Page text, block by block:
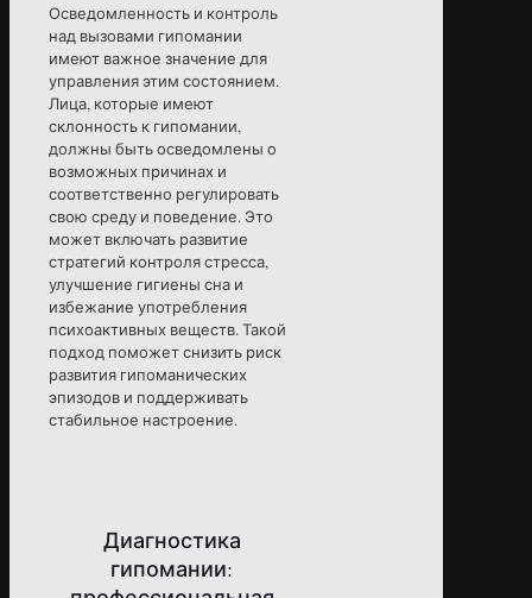
Осведомленность и контроль
над вызовами гипомании
имеют важное значение для
управления этим состоянием.
Лица, которые имеют
склонность к гипомании,
должны быть осведомлены о
возможных причинах и
соответственно регулировать
свою среду и поведение. Это
может включать развитие
стратегий контроля стресса,
улучшение гигиены сна и
избежание употребления
психоактивных веществ. Такой
подход поможет снизить риск
развития гипоманических
эпизодов и поддерживать
стабильное настроение.
Диагностика
гипомании: